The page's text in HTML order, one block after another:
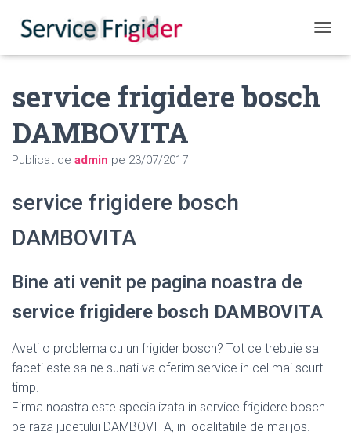
service frigidere bosch
DAMBOVITA
Publicat de admin pe 23/07/2017
service frigidere bosch
DAMBOVITA
Bine ati venit pe pagina noastra de
service frigidere bosch DAMBOVITA
Aveti o problema cu un frigider bosch? Tot ce trebuie sa
faceti este sa ne sunati va oferim service in cel mai scurt
timp.
Firma noastra este specializata in service frigidere bosch
pe raza judetului DAMBOVITA, in localitatiile de mai jos.